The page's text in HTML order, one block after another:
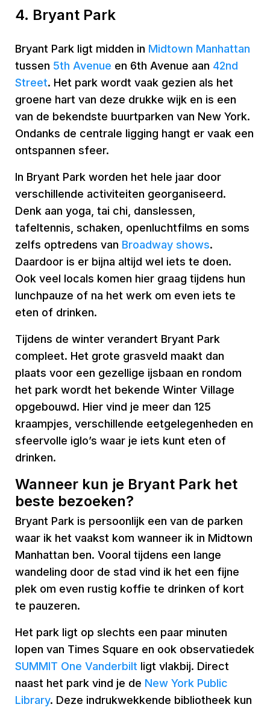
4. Bryant Park
Bryant Park ligt midden in Midtown Manhattan
tussen 5th Avenue en 6th Avenue aan 42nd
Street. Het park wordt vaak gezien als het
groene hart van deze drukke wijk en is een
van de bekendste buurtparken van New York.
Ondanks de centrale ligging hangt er vaak een
ontspannen sfeer.
In Bryant Park worden het hele jaar door
verschillende activiteiten georganiseerd.
Denk aan yoga, tai chi, danslessen,
tafeltennis, schaken, openluchtfilms en soms
zelfs optredens van Broadway shows.
Daardoor is er bijna altijd wel iets te doen.
Ook veel locals komen hier graag tijdens hun
lunchpauze of na het werk om even iets te
eten of drinken.
Tijdens de winter verandert Bryant Park
compleet. Het grote grasveld maakt dan
plaats voor een gezellige ijsbaan en rondom
het park wordt het bekende Winter Village
opgebouwd. Hier vind je meer dan 125
kraampjes, verschillende eetgelegenheden en
sfeervolle iglo’s waar je iets kunt eten of
drinken.
Wanneer kun je Bryant Park het
beste bezoeken?
Bryant Park is persoonlijk een van de parken
waar ik het vaakst kom wanneer ik in Midtown
Manhattan ben. Vooral tijdens een lange
wandeling door de stad vind ik het een fijne
plek om even rustig koffie te drinken of kort
te pauzeren.
Het park ligt op slechts een paar minuten
lopen van Times Square en ook observatiedek
SUMMIT One Vanderbilt ligt vlakbij. Direct
naast het park vind je de New York Public
Library. Deze indrukwekkende bibliotheek kun